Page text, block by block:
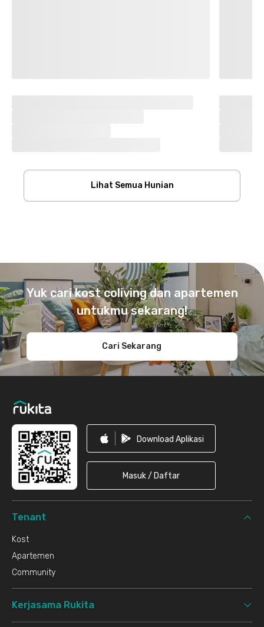
Lihat Semua Hunian
Yuk cari kost coliving dan apartemen
untukmu sekarang!
Cari Sekarang
Download Aplikasi
Masuk / Daftar
Tenant
Kost
Apartemen
Community
Kerjasama Rukita